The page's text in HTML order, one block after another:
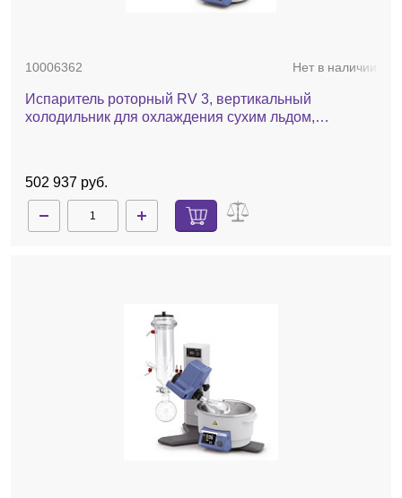
10006362 Нет в наличии
Испаритель роторный RV 3, вертикальный
холодильник для охлаждения сухим льдом,
502 937 руб.